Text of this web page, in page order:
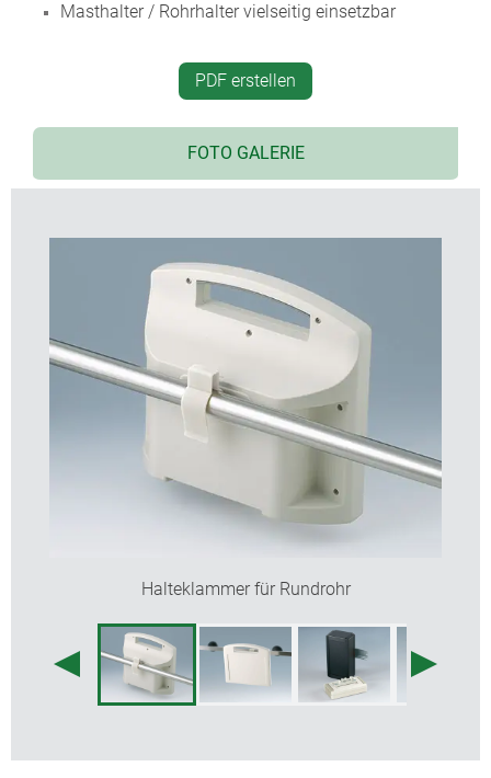
Masthalter / Rohrhalter vielseitig einsetzbar
PDF erstellen
FOTO GALERIE
Halteklammer für Rundrohr